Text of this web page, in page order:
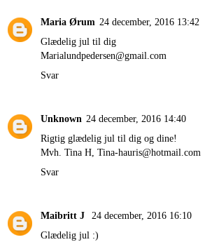
Maria Ørum 24 december, 2016 13:42
Glædelig jul til dig
Marialundpedersen@gmail.com
Svar
Unknown 24 december, 2016 14:40
Rigtig glædelig jul til dig og dine!
Mvh. Tina H, Tina-hauris@hotmail.com
Svar
Maibritt J
24 december, 2016 16:10
Glædelig jul :)